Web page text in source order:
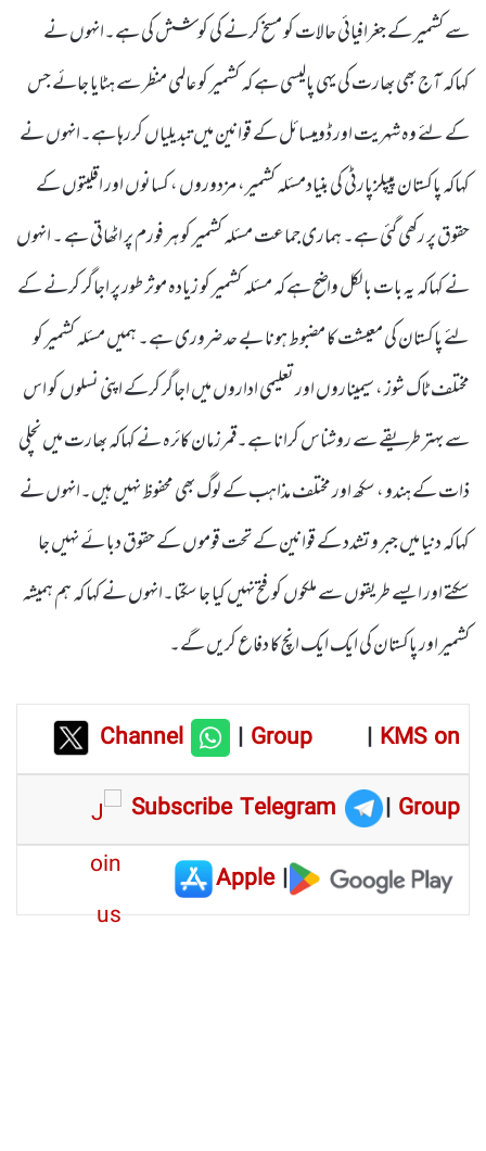
سے کشمیر کے جغرافیائی حالات کو مسخ کرنے کی کوشش کی ہے۔انہوں نے
کہاکہ آج بھی بھارت کی یہی پالیسی ہے کہ کشمیر کو عالمی منظر سے ہٹایا جائے جس
کے لئے وہ شہریت اور ڈومیسائل کے قوانین میں تبدیلیاں کررہا ہے۔انہوں نے
کہاکہ پاکستان پیپلزپارٹی کی بنیادمسئلہ کشمیر، مزدوروں ، کسانوں اور اقلیتوں کے
حقوق پر رکھی گئی ہے۔ ہماری جماعت مسئلہ کشمیر کو ہر فورم پر اٹھاتی ہے ۔ انہوں
نے کہاکہ یہ بات بالکل واضح ہے کہ مسئلہ کشمیر کو زیادہ موثر طور پر اجاگر کرنے کے
لئے پاکستان کی معیشت کا مضبوط ہونا بے حد ضروری ہے۔ ہمیں مسئلہ کشمیر کو
مختلف ٹاک شوز ، سیمیناروں اور تعلیمی اداروں میں اجاگر کرکے اپنی نسلوں کو اس
سے بہتر طریقے سے روشناس کرانا ہے۔قمرزمان کائرہ نے کہاکہ بھارت میں نچلی
ذات کے ہندو ، سکھ اور مختلف مذاہب کے لوگ بھی محفوظ نہیں ہیں۔انہوں نے
کہاکہ دنیا میں جبر و تشدد کے قوانین کے تحت قوموں کے حقوق دبا ئے نہیں جا
سکتے اور ایسے طریقوں سے ملکوں کو فتح نہیں کیا جا سکتا۔انہوں نے کہا کہ ہم ہمیشہ
کشمیر اور پاکستان کی ایک ایک انچ کا دفاع کریں گے۔
Channel |Group | KMS on
Subscribe Telegram
| Group
|
Apple